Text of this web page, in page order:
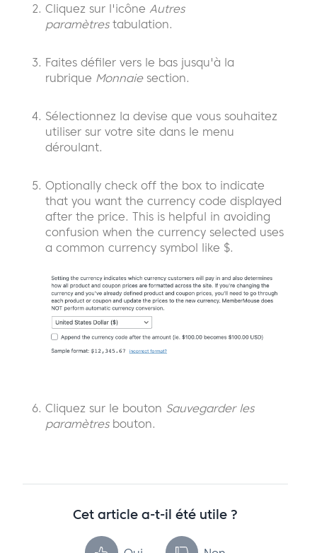
Cliquez sur l'icône Autres
paramètrestabulation.
Faites défiler vers le bas jusqu'à la
rubrique Monnaiesection.
Sélectionnez la devise que vous souhaitez
utiliser sur votre site dans le menu
déroulant.
Optionally check off the box to indicate
that you want the currency code displayed
after the price. This is helpful in avoiding
confusion when the currency selected uses
a common currency symbol like $.
Cliquez sur le bouton Sauvegarder les
paramètres bouton.
Cet article a-t-il été utile ?